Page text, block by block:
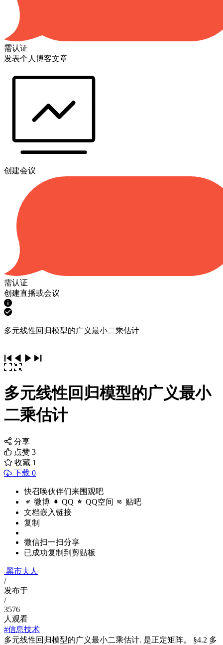
需认证
发表个人博客文章
创建会议
需认证
创建直播或会议
多元线性回归模型的广义最小二乘估计
多元线性回归模型的广义最小
二乘估计
分享
点赞 3
收藏 1
下载 0
快召唤伙伴们来围观吧
微博 QQ QQ空间 贴吧
文档嵌入链接
复制
微信扫一扫分享
已成功复制到剪贴板
黑市夫人
/
发布于
/
3576
人观看
#信息技术
多元线性回归模型的广义最小二乘估计. 是正定矩阵。 §4.2 多